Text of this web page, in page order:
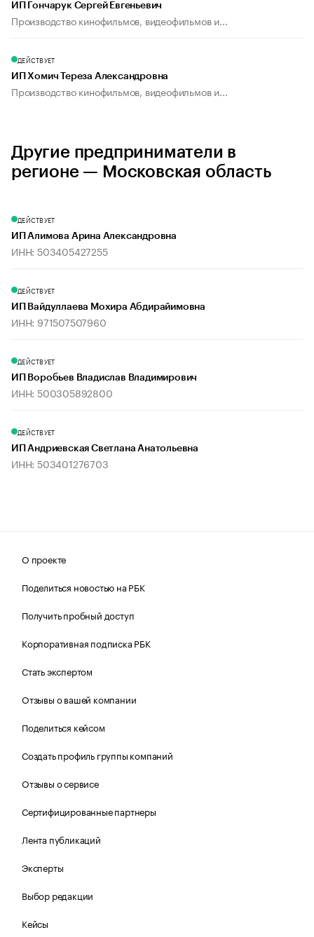
ИП Гончарук Сергей Евгеньевич
Производство кинофильмов, видеофильмов и...
ДЕЙСТВУЕТ
ИП Хомич Тереза Александровна
Производство кинофильмов, видеофильмов и...
Другие предприниматели в
регионе — Московская область
ДЕЙСТВУЕТ
ИП Алимова Арина Александровна
ИНН: 503405427255
ДЕЙСТВУЕТ
ИП Вайдуллаева Мохира Абдирайимовна
ИНН: 971507507960
ДЕЙСТВУЕТ
ИП Воробьев Владислав Владимирович
ИНН: 500305892800
ДЕЙСТВУЕТ
ИП Андриевская Светлана Анатольевна
ИНН: 503401276703
О проекте
Поделиться новостью на РБК
Получить пробный доступ
Корпоративная подписка РБК
Стать экспертом
Отзывы о вашей компании
Поделиться кейсом
Создать профиль группы компаний
Отзывы о сервисе
Сертифицированные партнеры
Лента публикаций
Эксперты
Выбор редакции
Кейсы